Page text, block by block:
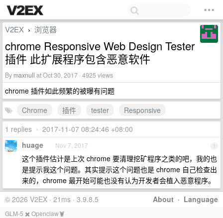
V2EX › 浏览器
chrome Responsive Web Design Tester
插件 此扩展程序包含恶意软件
By maxnull at Oct 30, 2017 · 4925 views
chrome 插件如此频繁的被曝有问题
Chrome
插件 tester
Responsive
1 replies • 2017-11-07 08:24:46 +08:00
1
huage Nov 7, 2017
这个插件估计是上次 chrome 要清理挖矿程序之类的吧，我的也
是提示我这个问题。其实提示这个问题也是 chrome 自己检查出
来的，chrome 最开始可能也没有认为开发者会植入恶意程序。
About · Language
© 2026 V2EX · 21ms · 3.9.8.5
GLM-5 ✖️ Openclaw🦞